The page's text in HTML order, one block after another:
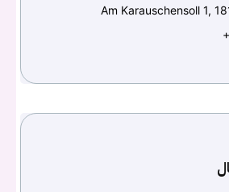
Am Karauschensoll 1,